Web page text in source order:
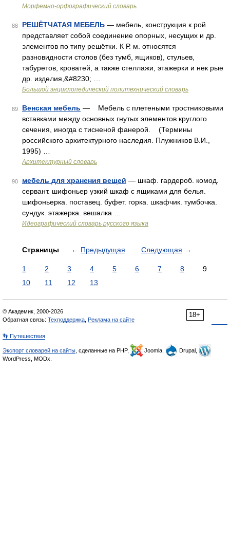
Морфемно-орфографический словарь
88 РЕШЁТЧАТАЯ МЕБЕЛЬ — мебель, конструкция к рой
представляет собой соединение опорных, несущих и др.
элементов по типу решётки. К Р. м. относятся
разновидности столов (без тумб, ящиков), стульев,
табуретов, кроватей, а также стеллажи, этажерки и нек рые
др. изделия,&#8230; …
Большой энциклопедический политехнический словарь
89 Венская мебель — Мебель с плетеными тростниковыми
вставками между основных гнутых элементов круглого
сечения, иногда с тисненой фанерой. (Термины
российского архитектурного наследия. Плужников В.И.,
1995) …
Архитектурный словарь
90 мебель для хранения вещей — шкаф. гардероб. комод.
сервант. шифоньер узкий шкаф с ящиками для белья.
шифоньерка. поставец. буфет. горка. шкафчик. тумбочка.
сундук. этажерка. вешалка …
Идеографический словарь русского языка
Страницы ← Предыдущая Следующая →
1 2 3 4 5 6 7 8
9
10
11 12 13
18+
© Академик, 2000-2026
Обратная связь: Техподдержка Реклама на сайте
👣 Путешествия
Экспорт словарей на сайты , сделанные на PHP, Joomla,
Drupal,
WordPress, MODx.